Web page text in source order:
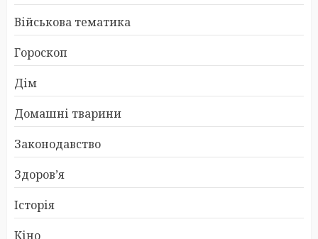
Військова тематика
Гороскоп
Дім
Домашні тварини
Законодавство
Здоров’я
Історія
Кіно